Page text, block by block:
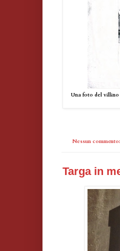
Una foto del villino
Nessun commento:
Targa in